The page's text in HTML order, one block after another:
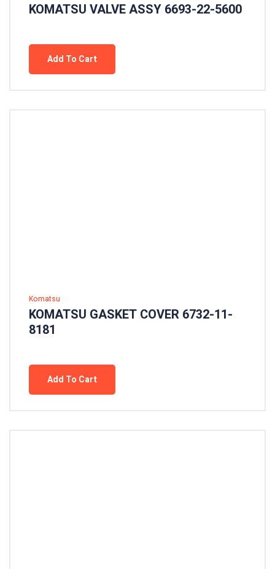
KOMATSU VALVE ASSY 6693-22-5600
Add To Cart
Komatsu
KOMATSU GASKET COVER 6732-11-
8181
Add To Cart